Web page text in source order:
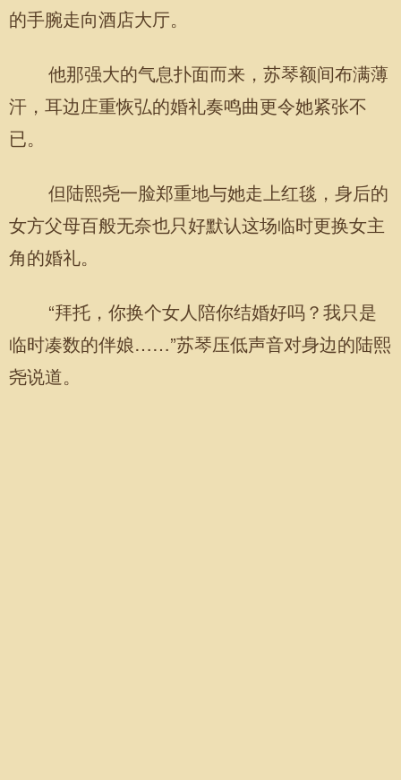
的手腕走向酒店大厅。
他那强大的气息扑面而来，苏琴额间布满薄
汗，耳边庄重恢弘的婚礼奏鸣曲更令她紧张不
已。
但陆熙尧一脸郑重地与她走上红毯，身后的
女方父母百般无奈也只好默认这场临时更换女主
角的婚礼。
“拜托，你换个女人陪你结婚好吗？我只是
临时凑数的伴娘……”苏琴压低声音对身边的陆熙
尧说道。